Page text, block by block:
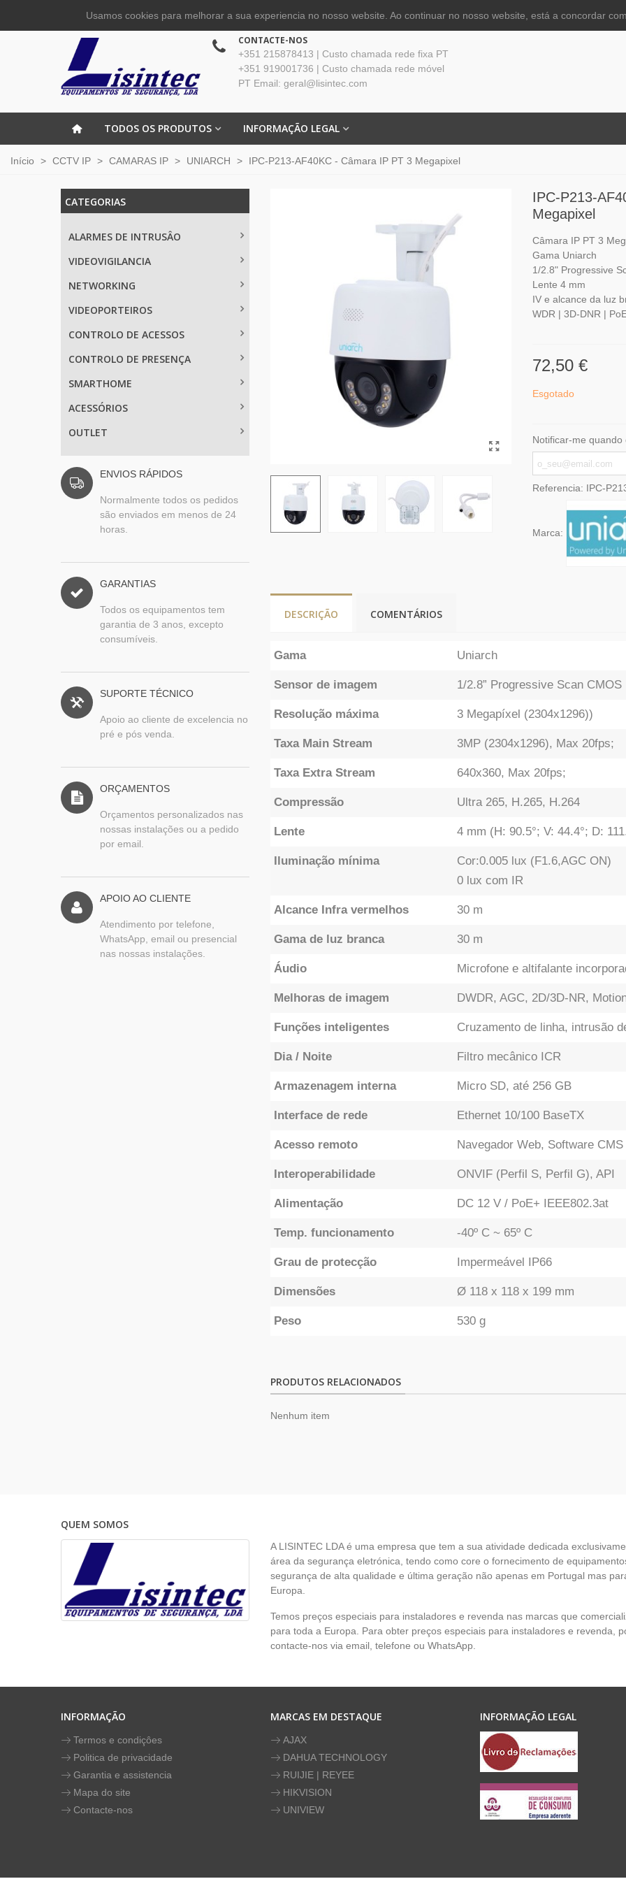
CONTACTE-NOS
+351 215878413 | Custo chamada rede fixa PT
+351 919001736 | Custo chamada rede móvel
PT Email: geral@lisintec.com
TODOS OS PRODUTOS INFORMAÇÃO LEGAL
Início > CCTV IP > CAMARAS IP > UNIARCH > IPC-P213-AF40KC - Câmara IP PT 3 Megapixel
CATEGORIAS
ALARMES DE INTRUSÂO
VIDEOVIGILANCIA
NETWORKING
VIDEOPORTEIROS
CONTROLO DE ACESSOS
CONTROLO DE PRESENÇA
SMARTHOME
ACESSÓRIOS
OUTLET
ENVIOS RÁPIDOS
Normalmente todos os pedidos
são enviados em menos de 24
horas.
GARANTIAS
Todos os equipamentos tem
garantia de 3 anos, excepto
consumíveis.
SUPORTE TÉCNICO
Apoio ao cliente de excelencia no
pré e pós venda.
ORÇAMENTOS
Orçamentos personalizados nas
nossas instalações ou a pedido
por email.
APOIO AO CLIENTE
Atendimento por telefone,
WhatsApp, email ou presencial
nas nossas instalações.
IPC-P213-
Megapixel
Câmara IP PT 3
Gama Uniarch
1/2.8" Progressive
Lente 4 mm
IV e alcance da luz
WDR | 3D-DNR |
72,50 €
Esgotado
Notificar-me quando
Referencia: IPC-
Marca:
DESCRIÇÃO COMENTÁRIOS
Gama Uniarch
Sensor de imagem 1/2.8” Progressive Scan CMOS
Resolução máxima 3 Megapíxel (2304x1296))
Taxa Main Stream 3MP (2304x1296), Max 20fps;
Taxa Extra Stream 640x360, Max 20fps;
Compressão Ultra 265, H.265, H.264
Lente 4 mm (H: 90.5°; V: 44.4°; D:
Iluminação mínima
Cor:0.005 lux (F1.6,AGC ON)
0 lux com IR
Alcance Infra vermelhos 30 m
Gama de luz branca 30 m
Áudio Microfone e altifalante
Melhoras de imagem DWDR, AGC, 2D/3D-NR,
Funções inteligentes Cruzamento de linha, intrusão
Dia / Noite Filtro mecânico ICR
Armazenagem interna Micro SD, até 256 GB
Interface de rede Ethernet 10/100 BaseTX
Acesso remoto Navegador Web, Software
Interoperabilidade ONVIF (Perfil S, Perfil G), API
Alimentação DC 12 V / PoE+ IEEE802.3at
Temp. funcionamento -40º C ~ 65º C
Grau de protecção Impermeável IP66
Dimensões Ø 118 x 118 x 199 mm
Peso 530 g
PRODUTOS RELACIONADOS
Nenhum item
QUEM SOMOS
A LISINTEC LDA é uma empresa que tem a sua atividade dedicada
área da segurança eletrónica, tendo como core o fornecimento de
segurança de alta qualidade e última geração não apenas em Portugal mas
Europa.
Temos preços especiais para instaladores e revenda nas marcas que
para toda a Europa. Para obter preços especiais para instaladores e revenda,
contacte-nos via email, telefone ou WhatsApp.
INFORMAÇÃO
Termos e condiçôes
Politica de privacidade
Garantia e assistencia
Mapa do site
Contacte-nos
MARCAS EM DESTAQUE
AJAX
DAHUA TECHNOLOGY
RUIJIE | REYEE
HIKVISION
UNIVIEW
INFORMAÇÃO LEGAL
Usamos cookies para melhorar a sua experiencia no nosso website. Ao continuar no nosso website, está a concordar